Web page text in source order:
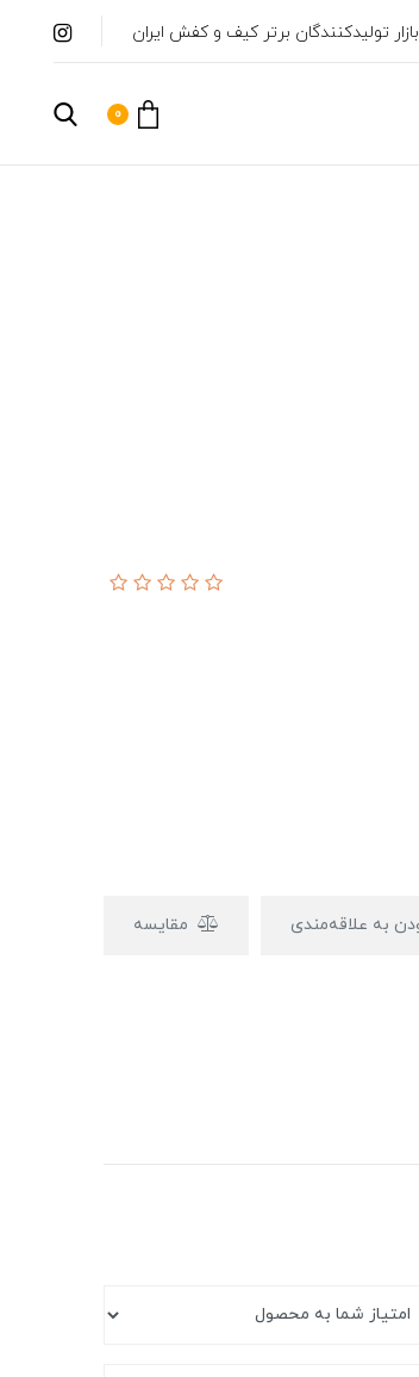
بازار تولیدکنندگان برتر کیف و کفش ایران
0
مقایسه